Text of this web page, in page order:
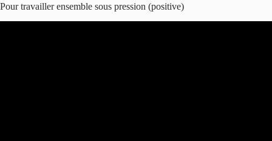
Pour travailler ensemble sous pression (positive)